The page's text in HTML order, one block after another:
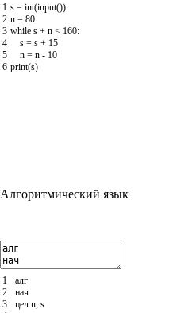
1
2
3
4
5
6
s = int(input())
n = 80
while s + n < 160:
s = s + 15
n = n - 10
print(s)
Алгоритмический язык
1
2
3
алг
нач
цел n s